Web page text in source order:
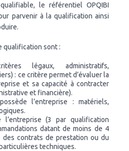
le référentiel OPQIBI
parvenir à la qualification ainsi
qualification sont :
légaux, administratifs,
: ce critère permet d’évaluer la
et sa capacité à contracter
et financière).
l’entreprise : matériels,
l’entreprise (3 par qualification
datant de moins de 4
des contrats de prestation ou du
techniques.